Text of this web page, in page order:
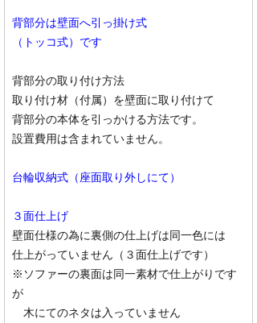
背部分は壁面へ引っ掛け式
（トッコ式）です
背部分の取り付け方法
取り付け材（付属）を壁面に取り付けて
背部分の本体を引っかける方法です。
設置費用は含まれていません。
台輪収納式（座面取り外しにて）
３面仕上げ
壁面仕様の為に裏側の仕上げは同一色には
仕上がっていません（３面仕上げです）
※ソファーの裏面は同一素材で仕上がりです
が
木にてのネタは入っていません